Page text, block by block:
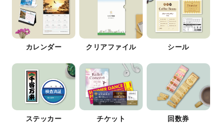
カレンダー クリアファイル シール
ステッカー チケット 回数券